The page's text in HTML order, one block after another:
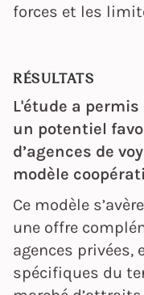
forces et les
RÉSULTATS
L'étude a
un potentiel
d’agences de
modèle
Ce modèle
une offre
agences privées,
spécifiques du